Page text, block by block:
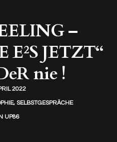
–
E²S JETZT“
nie !
2022
, SELBSTGESPRÄCHE
UP86